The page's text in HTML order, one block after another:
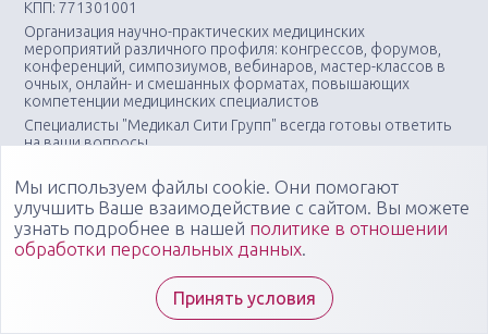
КПП: 771301001
Организация научно-практических медицинских
мероприятий различного профиля: конгрессов, форумов,
конференций, симпозиумов, вебинаров, мастер-классов в
очных, онлайн- и смешанных форматах, повышающих
компетенции медицинских специалистов
Специалисты "Медикал Сити Групп" всегда готовы ответить
на ваши вопросы
Мы используем файлы cookie. Они помогают
улучшить Ваше взаимодействие с сайтом. Вы можете
узнать подробнее в нашей политике в отношении
обработки персональных данных.
Принять условия